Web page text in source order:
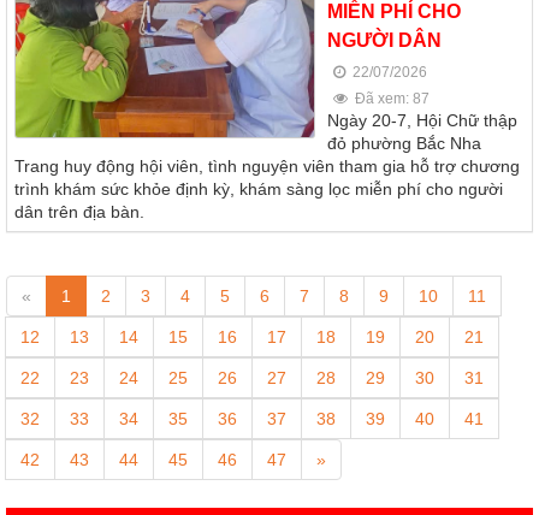
MIỄN PHÍ CHO
NGƯỜI DÂN
22/07/2026
Đã xem: 87
Ngày 20-7, Hội Chữ thập
đỏ phường Bắc Nha
Trang huy động hội viên, tình nguyện viên tham gia hỗ trợ chương
trình khám sức khỏe định kỳ, khám sàng lọc miễn phí cho người
dân trên địa bàn.
« 1 2 3 4 5 6 7 8 9 10 11
12 13 14 15 16 17 18 19 20 21
22 23 24 25 26 27 28 29 30 31
32 33 34 35 36 37 38 39 40 41
42 43 44 45 46 47 »